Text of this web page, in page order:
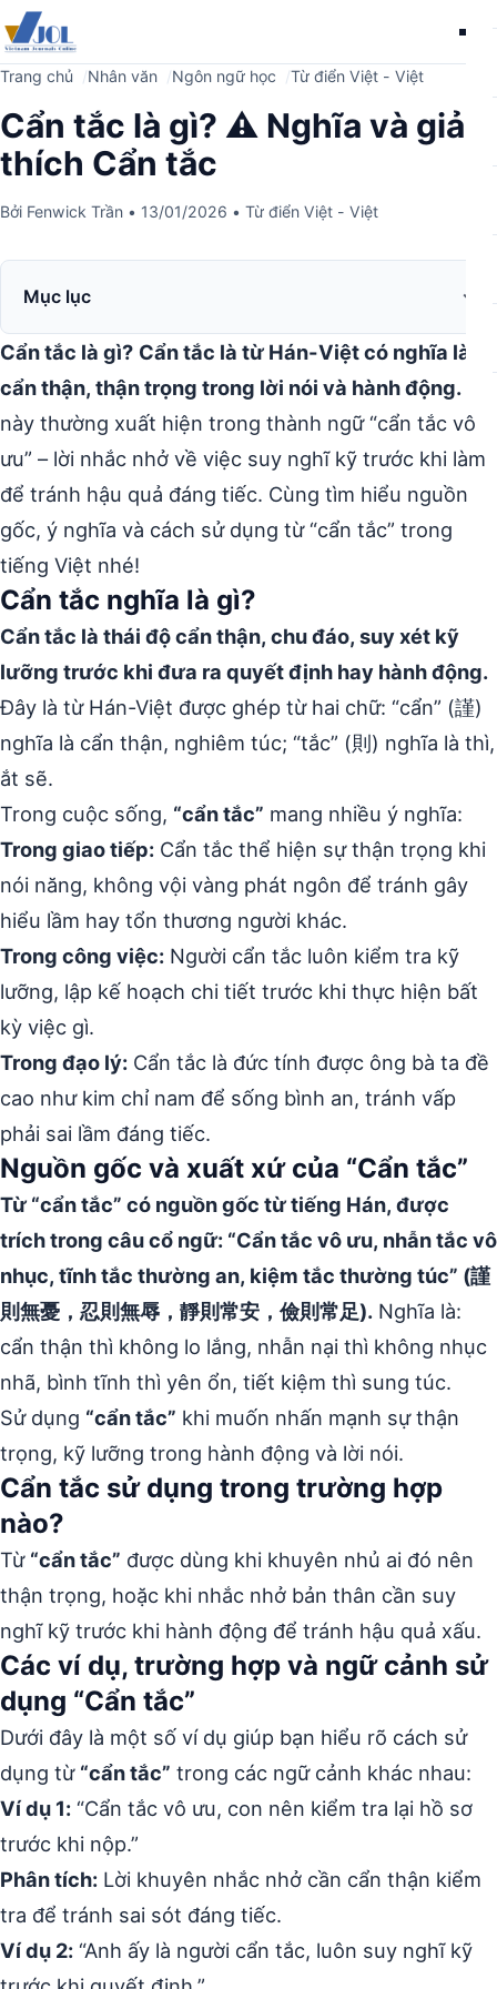
Trang chủ Nhân văn Ngôn ngữ học Từ điển Việt - Việt
Cẩn tắc là gì? ⚠️ Nghĩa và giải
thích Cẩn tắc
Bởi Fenwick Trần • 13/01/2026 • Từ điển Việt - Việt
Mục lục
Cẩn tắc là gì? Cẩn tắc là từ Hán-Việt có nghĩa là
cẩn thận, thận trọng trong lời nói và hành động.
này thường xuất hiện trong thành ngữ “cẩn tắc vô
ưu” – lời nhắc nhở về việc suy nghĩ kỹ trước khi làm
để tránh hậu quả đáng tiếc. Cùng tìm hiểu nguồn
gốc, ý nghĩa và cách sử dụng từ “cẩn tắc” trong
tiếng Việt nhé!
Cẩn tắc nghĩa là gì?
Cẩn tắc là thái độ cẩn thận, chu đáo, suy xét kỹ
lưỡng trước khi đưa ra quyết định hay hành động.
Đây là từ Hán-Việt được ghép từ hai chữ: “cẩn” (謹)
nghĩa là cẩn thận, nghiêm túc; “tắc” (則) nghĩa là thì,
ắt sẽ.
Trong cuộc sống, “cẩn tắc” mang nhiều ý nghĩa:
Trong giao tiếp: Cẩn tắc thể hiện sự thận trọng khi
nói năng, không vội vàng phát ngôn để tránh gây
hiểu lầm hay tổn thương người khác.
Trong công việc: Người cẩn tắc luôn kiểm tra kỹ
lưỡng, lập kế hoạch chi tiết trước khi thực hiện bất
kỳ việc gì.
Trong đạo lý: Cẩn tắc là đức tính được ông bà ta đề
cao như kim chỉ nam để sống bình an, tránh vấp
phải sai lầm đáng tiếc.
Nguồn gốc và xuất xứ của “Cẩn tắc”
Từ “cẩn tắc” có nguồn gốc từ tiếng Hán, được
trích trong câu cổ ngữ: “Cẩn tắc vô ưu, nhẫn tắc vô
nhục, tĩnh tắc thường an, kiệm tắc thường túc” (謹
則無憂，忍則無辱，靜則常安，儉則常足). Nghĩa là:
cẩn thận thì không lo lắng, nhẫn nại thì không nhục
nhã, bình tĩnh thì yên ổn, tiết kiệm thì sung túc.
Sử dụng “cẩn tắc” khi muốn nhấn mạnh sự thận
trọng, kỹ lưỡng trong hành động và lời nói.
Cẩn tắc sử dụng trong trường hợp
nào?
Từ “cẩn tắc” được dùng khi khuyên nhủ ai đó nên
thận trọng, hoặc khi nhắc nhở bản thân cần suy
nghĩ kỹ trước khi hành động để tránh hậu quả xấu.
Các ví dụ, trường hợp và ngữ cảnh sử
dụng “Cẩn tắc”
Dưới đây là một số ví dụ giúp bạn hiểu rõ cách sử
dụng từ “cẩn tắc” trong các ngữ cảnh khác nhau:
Ví dụ 1: “Cẩn tắc vô ưu, con nên kiểm tra lại hồ sơ
trước khi nộp.”
Phân tích: Lời khuyên nhắc nhở cần cẩn thận kiểm
tra để tránh sai sót đáng tiếc.
Ví dụ 2: “Anh ấy là người cẩn tắc, luôn suy nghĩ kỹ